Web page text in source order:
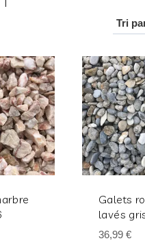
Galets
lavés
36,99€